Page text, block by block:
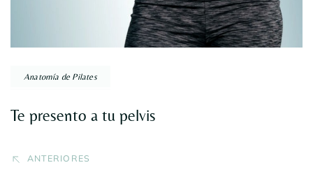
Anatomía de Pilates
Te presento a tu pelvis
ANTERIORES